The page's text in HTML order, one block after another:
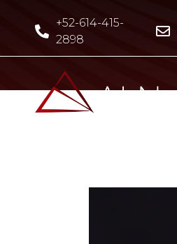
+52-614-415-
2898